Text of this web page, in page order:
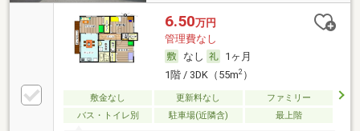
6.50万円
管理費なし
なし
1ヶ月
1階 / 3DK（55m2）
敷金なし 更新料なし
ファミリー
バス・トイレ別
駐車場(近隣含) 最上階